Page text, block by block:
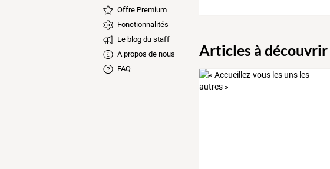
Offre Premium
Fonctionnalités
Le blog du staff
A propos de nous
FAQ
Articles à découvrir